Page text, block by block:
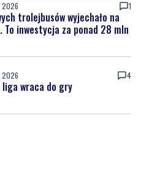
2026 1
trolejbusów wyjechało na
inwestycja za ponad 28 mln
2026 4
liga wraca do gry